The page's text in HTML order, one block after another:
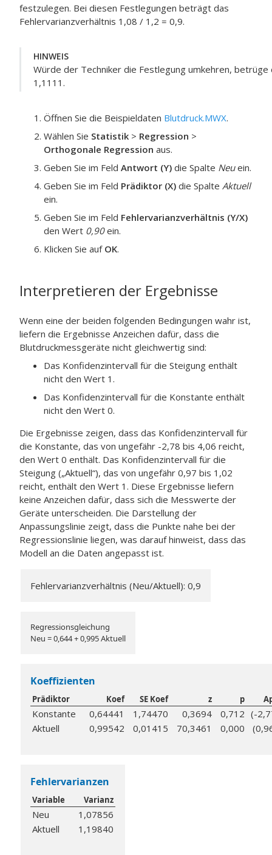
festzulegen. Bei diesen Festlegungen beträgt das
Fehlervarianzverhältnis 1,08 / 1,2 = 0,9.
HINWEIS
Würde der Techniker die Festlegung umkehren,
1,1111.
Öffnen Sie die Beispieldaten Blutdruck.MWX.
Wählen Sie Statistik > Regression >
Orthogonale Regression aus.
Geben Sie im Feld Antwort (Y) die Spalte Neuein.
Geben Sie im Feld Prädiktor (X) die Spalte Aktuell
ein.
Geben Sie im Feld Fehlervarianzverhältnis (Y/X)
den Wert 0,90ein.
Klicken Sie auf OK.
Interpretieren der Ergebnisse
Wenn eine der beiden folgenden Bedingungen wahr ist,
liefern die Ergebnisse Anzeichen dafür, dass die
Blutdruckmessgeräte nicht gleichwertig sind:
Das Konfidenzintervall für die Steigung enthält
nicht den Wert 1.
Das Konfidenzintervall für die Konstante enthält
nicht den Wert 0.
Die Ergebnisse zeigen, dass das Konfidenzintervall für
die Konstante, das von ungefähr -2,78 bis 4,06 reicht,
den Wert 0 enthält. Das Konfidenzintervall für die
Steigung („Aktuell“), das von ungefähr 0,97 bis 1,02
reicht, enthält den Wert 1. Diese Ergebnisse liefern
keine Anzeichen dafür, dass sich die Messwerte der
Geräte unterscheiden. Die Darstellung der
Anpassungslinie zeigt, dass die Punkte nahe bei der
Regressionslinie liegen, was darauf hinweist, dass das
Modell an die Daten angepasst ist.
Fehlervarianzverhältnis (Neu/Aktuell): 0,9
Regressionsgleichung
Neu = 0,644 + 0,995 Aktuell
Koeffizienten
Prädiktor Koef SE Koef z p
Konstante 0,64441 1,74470 0,3694 0,712 (-
Aktuell
0,99542 0,01415 70,3461 0,000
Fehlervarianzen
Variable Varianz
Neu
1,07856
Aktuell
1,19840